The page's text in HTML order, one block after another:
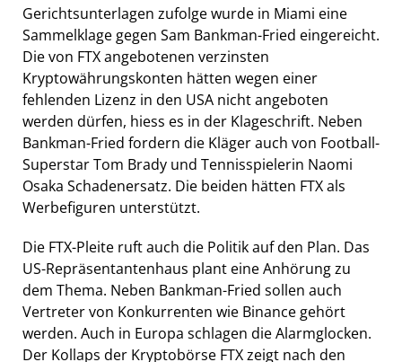
Gerichtsunterlagen zufolge wurde in Miami eine
Sammelklage gegen Sam Bankman-Fried eingereicht.
Die von FTX angebotenen verzinsten
Kryptowährungskonten hätten wegen einer
fehlenden Lizenz in den USA nicht angeboten
werden dürfen, hiess es in der Klageschrift. Neben
Bankman-Fried fordern die Kläger auch von Football-
Superstar Tom Brady und Tennisspielerin Naomi
Osaka Schadenersatz. Die beiden hätten FTX als
Werbefiguren unterstützt.
Die FTX-Pleite ruft auch die Politik auf den Plan. Das
US-Repräsentantenhaus plant eine Anhörung zu
dem Thema. Neben Bankman-Fried sollen auch
Vertreter von Konkurrenten wie Binance gehört
werden. Auch in Europa schlagen die Alarmglocken.
Der Kollaps der Kryptobörse FTX zeigt nach den